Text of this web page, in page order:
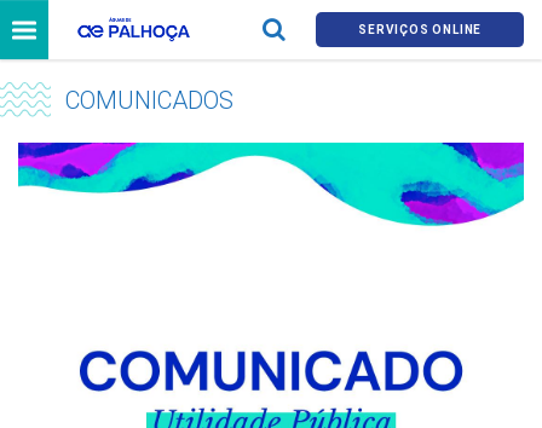
SERVIÇOS ONLINE
COMUNICADOS